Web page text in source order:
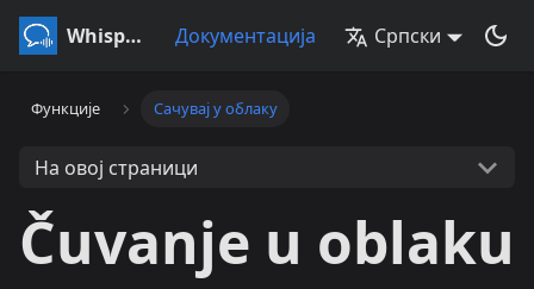
Whisperr Документација Српски
Функције Сачувај у облаку
На овој страници
Čuvanje u oblaku